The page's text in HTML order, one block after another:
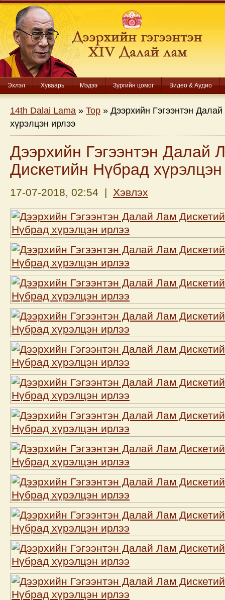
Эхлэл Хуваарь Мэдээ Зургийн цомог Видео & Аудио
14th Dalai Lama » Top » Дээрхийн Гэгээнтэн
хүрэлцэн ирлээ
Дээрхийн Гэгээнтэн Далай
Дискетийн Нүбрад
17-07-2018, 02:54 | Хэвлэх